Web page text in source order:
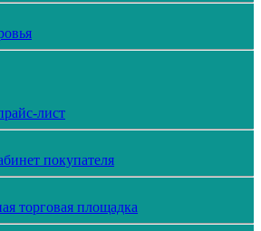
лист
покупателя
торговая площадка